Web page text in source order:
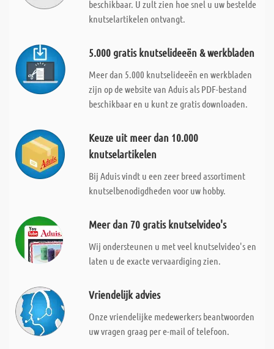
beschikbaar. U zult zien hoe snel u uw bestelde
knutselartikelen ontvangt.
5.000 gratis knutselideeën & werkbladen
Meer dan 5.000 knutselideeën en werkbladen
zijn op de website van Aduis als PDF-bestand
beschikbaar en u kunt ze gratis downloaden.
Keuze uit meer dan 10.000
knutselartikelen
Bij Aduis vindt u een zeer breed assortiment
knutselbenodigdheden voor uw hobby.
Meer dan 70 gratis knutselvideo's
Wij ondersteunen u met veel knutselvideo's en
laten u de exacte vervaardiging zien.
Vriendelijk advies
Onze vriendelijke medewerkers beantwoorden
uw vragen graag per e-mail of telefoon.